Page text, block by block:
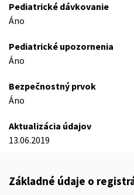
Pediatrické dávkovanie
Áno
Pediatrické upozornenia
Áno
Bezpečnostný prvok
Áno
Aktualizácia údajov
13.06.2019
Základné údaje o